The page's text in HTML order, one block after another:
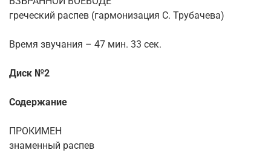
греческий распев (гармонизация С. Трубачева)
Время звучания – 47 мин. 33 сек.
Диск №2
Содержание
ПРОКИМЕН
знаменный распев